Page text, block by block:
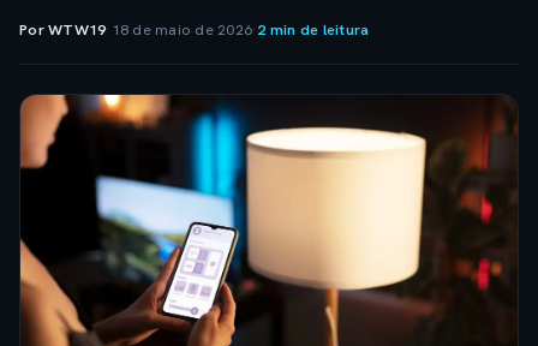
Por WTW19· 18 de maio de 2026·2 min de leitura